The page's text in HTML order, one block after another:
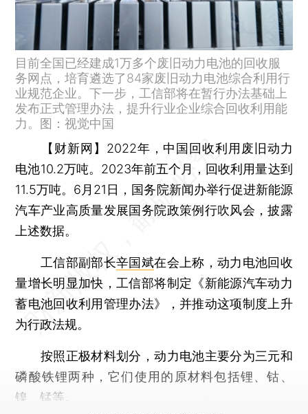
目前全国已经建成1万多个废旧动力电池的回收服
务网点，培育遴选了84家废旧动力电池综合利用行
业规范企业。下一步，工信部将在暂行办法基础上
发布正式管理办法，提升行业企业综合回收利用能
力。图：视觉中国
【财新网】 2022年，中国回收利用废旧动力
电池10.2万吨。2023年前五个月，回收利用量达到
11.5万吨。6月21日，国务院新闻办举行促进新能源
汽车产业高质量发展国务院政策例行吹风会，披露
上述数据。
工信部副部长辛国斌在会上称，动力电池回收
量增长明显加快，工信部将制定《新能源汽车动力
蓄电池回收利用管理办法》，并推动这项制度上升
为行政法规。
按照正极材料划分，动力电池主要分为三元和
磷酸铁锂两种，它们使用的原材料包括锂、钴、
镍、锰等。